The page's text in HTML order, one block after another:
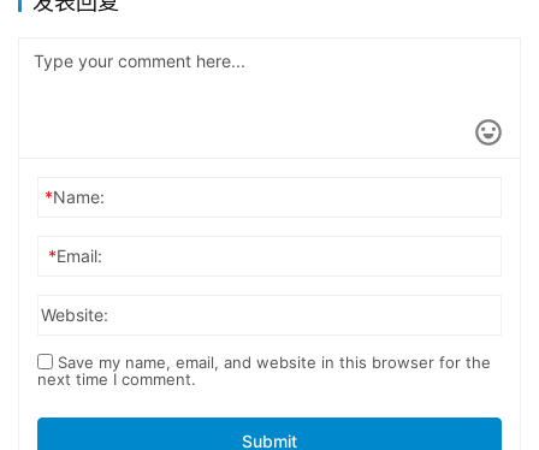
*Name:
*Email:
Website:
Save my name, email, and website in this browser for the
next time I comment.
Submit